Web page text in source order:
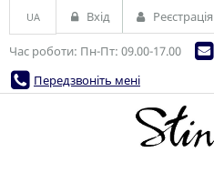
Час роботи: Пн-Пт: 09.00-17.00
Передзвоніть мені
UA Вхід Реєстрація